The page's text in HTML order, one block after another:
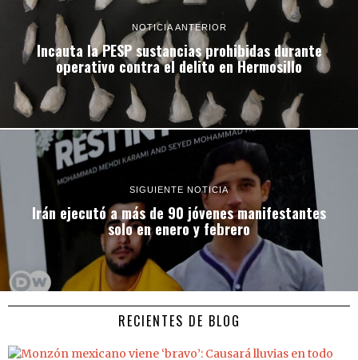
NOTICIA ANTERIOR
Incauta la PESP sustancias prohibidas durante
operativo contra el delito en Hermosillo
SIGUIENTE NOTICIA
Irán ejecutó a más de 90 jóvenes manifestantes
solo en enero y febrero
RECIENTES DE BLOG